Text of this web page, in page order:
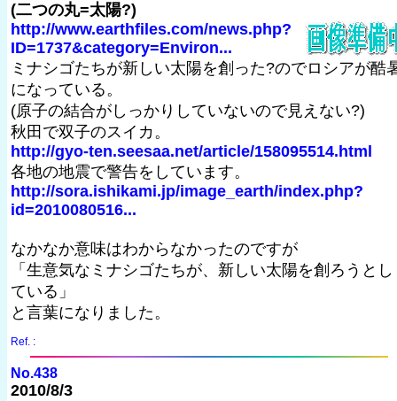
(二つの丸=太陽?)
http://www.earthfiles.com/news.php?
ID=1737&category=Environ...
ミナシゴたちが新しい太陽を創った?のでロシアが酷
になっている。
(原子の結合がしっかりしていないので見えない?)
秋田で双子のスイカ。
http://gyo-ten.seesaa.net/article/158095514.html
各地の地震で警告をしています。
http://sora.ishikami.jp/image_earth/index.php?
id=2010080516...
なかなか意味はわからなかったのですが
「生意気なミナシゴたちが、新しい太陽を創ろうとし
ている」
と言葉になりました。
Ref. :
No.438
2010/8/3